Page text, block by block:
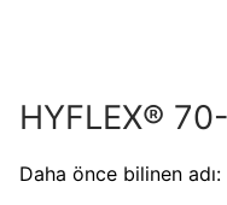
HYFLEX®
Daha önce bilinen